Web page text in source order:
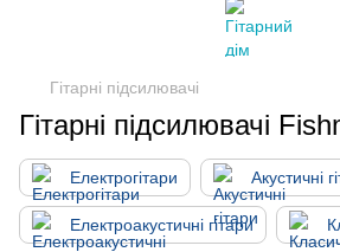
Гітарні підсилювачі
Гітарні підсилювачі
Електрогітари Акустичні
Електроакустичні гітари